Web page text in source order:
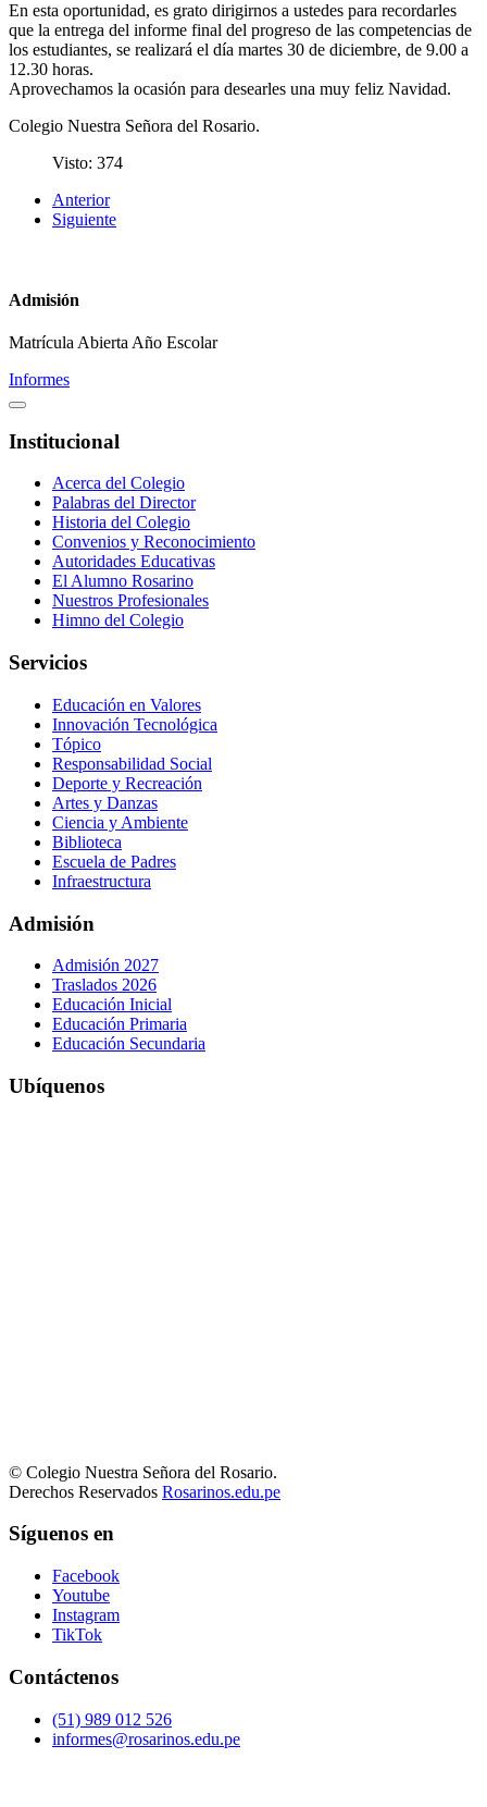
En esta oportunidad, es grato dirigirnos a ustedes para recordarles
que la entrega del informe final del progreso de las competencias de
los estudiantes, se realizará el día martes 30 de diciembre, de 9.00 a
12.30 horas.
Aprovechamos la ocasión para desearles una muy feliz Navidad.
Colegio Nuestra Señora del Rosario.
Visto: 374
Anterior
Siguiente
Admisión
Matrícula Abierta Año Escolar
Informes
Institucional
Acerca del Colegio
Palabras del Director
Historia del Colegio
Convenios y Reconocimiento
Autoridades Educativas
El Alumno Rosarino
Nuestros Profesionales
Himno del Colegio
Servicios
Educación en Valores
Innovación Tecnológica
Tópico
Responsabilidad Social
Deporte y Recreación
Artes y Danzas
Ciencia y Ambiente
Biblioteca
Escuela de Padres
Infraestructura
Admisión
Admisión 2027
Traslados 2026
Educación Inicial
Educación Primaria
Educación Secundaria
Ubíquenos
© Colegio Nuestra Señora del Rosario.
Derechos Reservados Rosarinos.edu.pe
Síguenos en
Facebook
Youtube
Instagram
TikTok
Contáctenos
(51) 989 012 526
informes@rosarinos.edu.pe